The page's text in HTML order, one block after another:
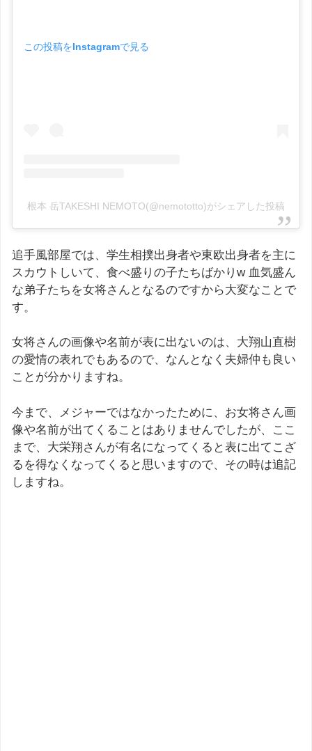
この投稿をInstagramで見る
根本 岳TAKESHI NEMOTO(@nemototto)がシェアした投稿
追手風部屋では、学生相撲出身者や東欧出身者を主に
スカウトしいて、食べ盛りの子たちばかりw 血気盛ん
な弟子たちを女将さんとなるのですから大変なことで
す。
女将さんの画像や名前が表に出ないのは、大翔山直樹
の愛情の表れでもあるので、なんとなく夫婦仲も良い
ことが分かりますね。
今まで、メジャーではなかったために、お女将さん画
像や名前が出てくることはありませんでしたが、ここ
まで、大栄翔さんが有名になってくると表に出てこざ
るを得なくなってくると思いますので、その時は追記
しますね。